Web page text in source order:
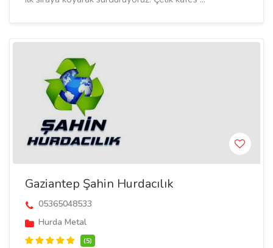
Gaziantep Şahin Hurdacılık
05365048533
Hurda Metal
(5)